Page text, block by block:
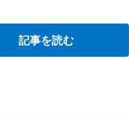
記事を読む